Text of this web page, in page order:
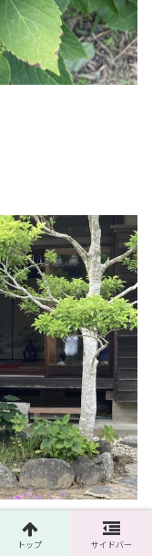
トップ サイドバー